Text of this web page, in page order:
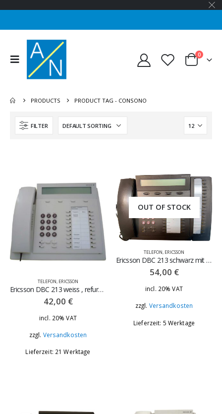
0
PRODUCTS PRODUCT TAG - CONSONO
FILTER
TELEFON, ERICSSON
Ericsson DBC 213 weiss , refurbished
42,00 €
incl. 20% VAT
zzgl. Versandkosten
Lieferzeit: 21 Werktage
OUT OF STOCK
TELEFON, ERICSSON
Ericsson DBC 213 schwarz mit Keypanel, refurbished – neu nicht mehr verfügbar
54,00 €
incl. 20% VAT
zzgl. Versandkosten
Lieferzeit: 5 Werktage
28,80 €